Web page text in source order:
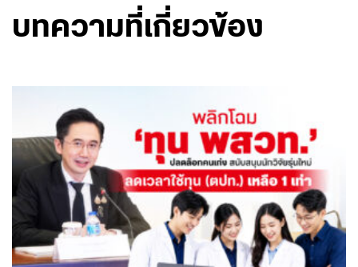
บทความที่เกี่ยวข้อง